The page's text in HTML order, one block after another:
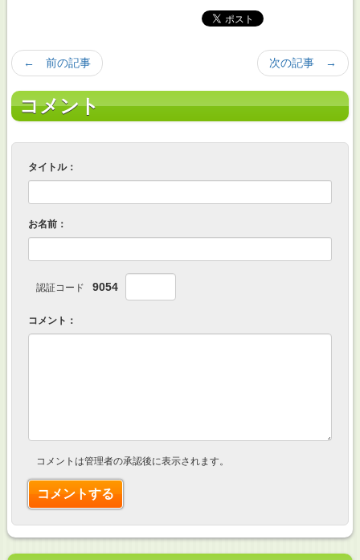
次の記事 →
← 前の記事
コメント
タイトル：
お名前：
認証コード 9054
コメント：
コメントは管理者の承認後に表示されます。